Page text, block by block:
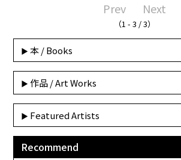
Prev Next
（1 - 3 / 3）
本 / Books
作品 / Art Works
Featured Artists
Recommend